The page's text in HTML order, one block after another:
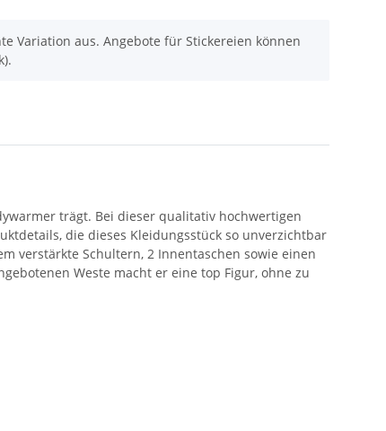
Variation aus. Angebote für Stickereien können
trägt. Bei dieser qualitativ hochwertigen
die dieses Kleidungsstück so unverzichtbar
verstärkte Schultern, 2 Innentaschen sowie einen
Weste macht er eine top Figur, ohne zu